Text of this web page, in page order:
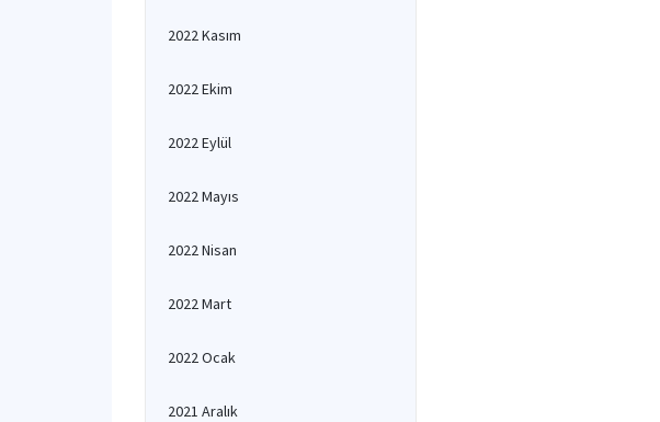
2022 Kasım
2022 Ekim
2022 Eylül
2022 Mayıs
2022 Nisan
2022 Mart
2022 Ocak
2021 Aralık